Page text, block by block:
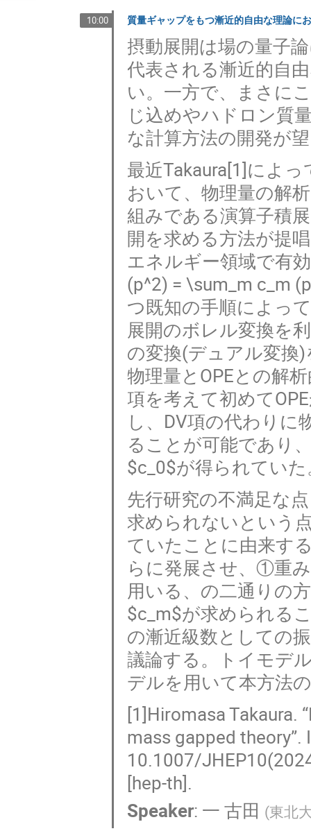
10:00 質量ギャップをもつ漸近的自由な理論に
摂動展開は場の量子
代表される漸近的自
い。一方で、まさに
じ込めやハドロン質
な計算方法の開発が
最近Takaura[1]によ
おいて、物理量の解
組みである演算子積
開を求める方法が提
エネルギー領域で有
(p^2) = \sum_m c_m
つ既知の手順によっ
展開のボレル変換を
の変換(デュアル変換
物理量とOPEとの解
項を考えて初めて
し、DV項の代わりに
ることが可能であり
$c_0$が得られてい
先行研究の不満足な
求められないという
ていたことに由来す
らに発展させ、①重
用いる、の二通りの
$c_m$が求められる
の漸近級数としての
議論する。トイモデ
デルを用いて本方法
[1]Hiromasa Takaura.
mass gapped theory”.
10.1007/
[hep-th].
Speaker: 一 古田 (東北